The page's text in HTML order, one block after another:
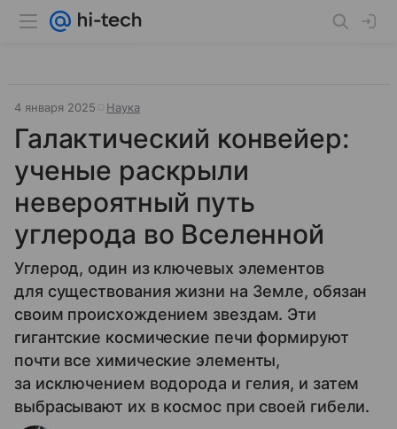
4 января 2025 Наука
Галактический конвейер:
ученые раскрыли
невероятный путь
углерода во Вселенной
Углерод, один из ключевых элементов
для существования жизни на Земле, обязан
своим происхождением звездам. Эти
гигантские космические печи формируют
почти все химические элементы,
за исключением водорода и гелия, и затем
выбрасывают их в космос при своей гибели.